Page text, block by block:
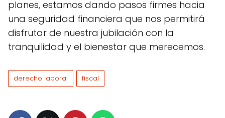
planes, estamos dando pasos firmes hacia
una seguridad financiera que nos permitirá
disfrutar de nuestra jubilación con la
tranquilidad y el bienestar que merecemos.
derecho laboral fiscal